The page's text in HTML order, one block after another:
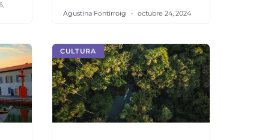
Agustina Fontirroig octubre 24, 2024
CULTURA